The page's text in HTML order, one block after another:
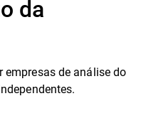
da
empresas de análise do